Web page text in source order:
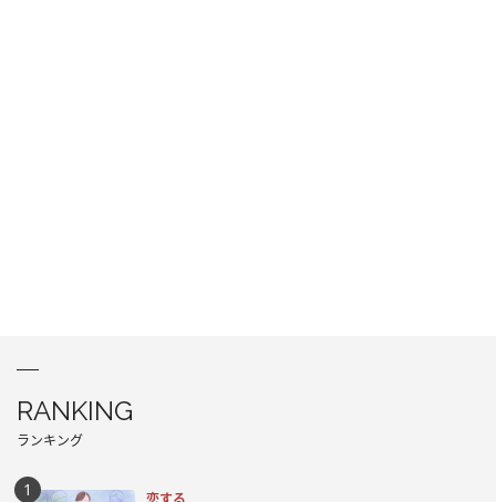
RANKING
ランキング